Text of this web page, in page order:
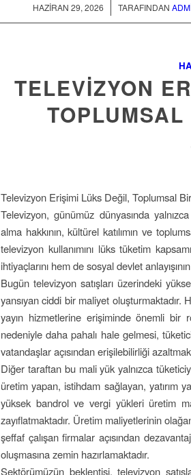
HAZIRAN 29, 2026
/ TARAFINDAN
TELEVIZYON
Televizyon Erişimi Lüks Değil, Toplumsal
Televizyon, günümüz dünyasında
alma hakkının, kültürel katılımın ve
televizyon kullanımını lüks tüketim
ihtiyaçlarını hem de sosyal devlet
Bugün televizyon satışları üzerindeki
yansıyan ciddi bir maliyet oluşturmaktadır.
yayın hizmetlerine erişiminde önemli bir
nedeniyle daha pahalı hale gelmesi,
vatandaşlar açısından erişilebilirliği
Diğer taraftan bu mali yük yalnızca
üretim yapan, istihdam sağlayan, yatırım
yüksek bandrol ve vergi yükleri üretim
zayıflatmaktadır. Üretim maliyetlerinin
şeffaf çalışan firmalar açısından
oluşmasına zemin hazırlamaktadır.
Sektörümüzün beklentisi, televizyon